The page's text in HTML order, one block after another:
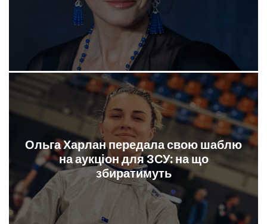
Ольга Харлан передала свою шаблю
на аукціон для ЗСУ: на що
збиратимуть